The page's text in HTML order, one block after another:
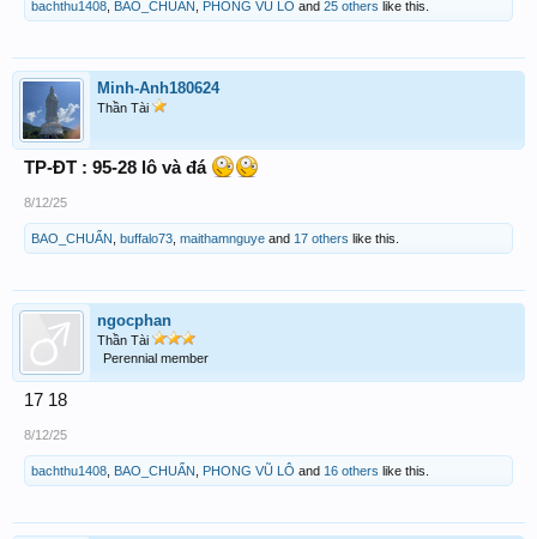
bachthu1408 BAO_CHUẨN PHONG VŨ LÔ and 25 others like this.
Minh-Anh180624
Thần Tài
TP-ĐT : 95-28 lô và đá
8/12/25
BAO_CHUẨN buffalo73 maithamnguye and 17 others like this.
ngocphan
Thần Tài
Perennial member
17 18
8/12/25
bachthu1408 BAO_CHUẨN PHONG VŨ LÔ and 16 others like this.